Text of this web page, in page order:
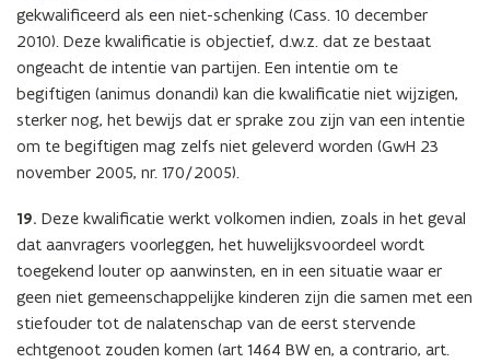
gekwalificeerd als een niet-schenking (Cass. 10 december
2010). Deze kwalificatie is objectief, d.w.z. dat ze bestaat
ongeacht de intentie van partijen. Een intentie om te
begiftigen (animus donandi) kan die kwalificatie niet wijzigen,
sterker nog, het bewijs dat er sprake zou zijn van een intentie
om te begiftigen mag zelfs niet geleverd worden (GwH 23
november 2005, nr. 170/2005).
19. Deze kwalificatie werkt volkomen indien, zoals in het geval
dat aanvragers voorleggen, het huwelijksvoordeel wordt
toegekend louter op aanwinsten, en in een situatie waar er
geen niet gemeenschappelijke kinderen zijn die samen met een
stiefouder tot de nalatenschap van de eerst stervende
echtgenoot zouden komen (art 1464 BW en, a contrario, art.